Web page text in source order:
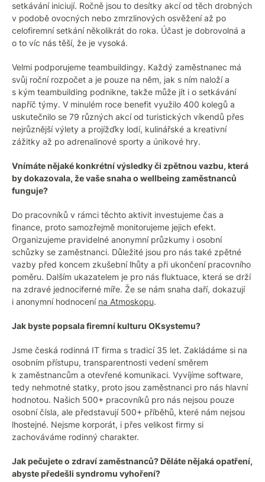
setkávání iniciují. Ročně jsou to desítky akcí od těch drobných
v podobě ovocných nebo zmrzlinových osvěžení až po
celofiremní setkání několikrát do roka. Účast je dobrovolná a
o to víc nás těší, že je vysoká.
Velmi podporujeme teambuildingy. Každý zaměstnanec má
svůj roční rozpočet a je pouze na něm, jak s ním naloží a
s kým teambuilding podnikne, takže může jít i o setkávání
napříč týmy. V minulém roce benefit využilo 400 kolegů a
uskutečnilo se 79 různých akcí od turistických víkendů přes
nejrůznější výlety a projížďky lodí, kulinářské a kreativní
zážitky až po adrenalinové sporty a únikové hry.
Vnímáte nějaké konkrétní výsledky či zpětnou vazbu, která
by dokazovala, že vaše snaha o wellbeing zaměstnanců
funguje?
Do pracovníků v rámci těchto aktivit investujeme čas a
finance, proto samozřejmě monitorujeme jejich efekt.
Organizujeme pravidelné anonymní průzkumy i osobní
schůzky se zaměstnanci. Důležité jsou pro nás také zpětné
vazby před koncem zkušební lhůty a při ukončení pracovního
poměru. Dalším ukazatelem je pro nás fluktuace, která se drží
na zdravé jednociferné míře. Že se nám snaha daří, dokazují
i anonymní hodnocení na Atmoskopu.
Jak byste popsala firemní kulturu OKsystemu?
Jsme česká rodinná IT firma s tradicí 35 let. Zakládáme si na
osobním přístupu, transparentnosti vedení směrem
k zaměstnancům a otevřené komunikaci. Vyvíjíme software,
tedy nehmotné statky, proto jsou zaměstnanci pro nás hlavní
hodnotou. Našich 500+ pracovníků pro nás nejsou pouze
osobní čísla, ale představují 500+ příběhů, které nám nejsou
lhostejné. Nejsme korporát, i přes velikost firmy si
zachováváme rodinný charakter.
Jak pečujete o zdraví zaměstnanců? Děláte nějaká opatření,
abyste předešli syndromu vyhoření?